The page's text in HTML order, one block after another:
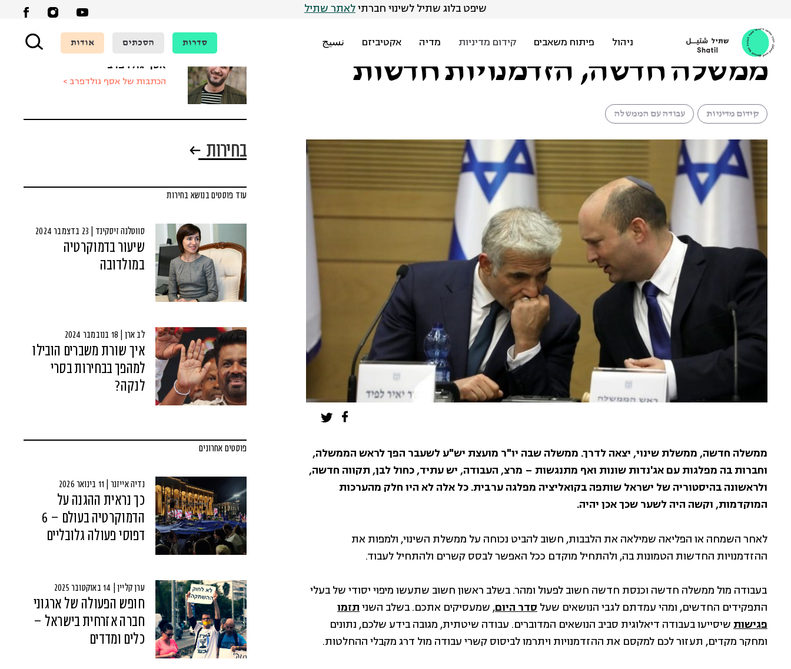
content
שיפט בלוג שתיל לשינוי חברתילאתר שתיל
ניהול פיתוח משאבים קידום מדיניות מדיה אקטיביזם نسيج סדרות הסכתים אודות אסף גולדפרב | 21 ביולי 2021
ממשלה חדשה, הזדמנויות חדשות
קידום מדיניות עבודה עם הממשלה
ממשלה חדשה, ממשלת שינוי, יצאה לדרך. ממשלה שבה יו"ר מועצת יש"ע לשעבר הפך לראש הממשלה,
וחברות בה מפלגות עם אג'נדות שונות ואף מתנגשות – מרצ, העבודה, יש עתיד, כחול לבן, תקווה חדשה,
ולראשונה בהיסטוריה של ישראל שותפה בקואליציה מפלגה ערבית. כל אלה לא היו חלק מהערכות
המוקדמות, וקשה היה לשער שכך אכן יהיה.
לאחר השמחה או הפליאה שמילאה את הלבבות, חשוב להביט נכוחה על ממשלת השינוי, ולמפות את
ההזדמנויות החדשות הטמונות בה, ולהתחיל מוקדם ככל האפשר לבסס קשרים ולהתחיל לעבוד.
בעבודה מול ממשלה חדשה וכנסת חדשה חשוב לפעול ומהר. בשלב ראשון חשוב שתעשו מיפוי יסודי של בעלי
התפקידים החדשים, ומהי עמדתם לגבי הנושאים שעל סדר היום, שמעסיקים אתכם. בשלב השניתזמו
פגישות שיסייעו בעבודה דיאלוגית סביב הנושאים המדוברים. עבודה שיטתית, מגובה בידע שלכם, נתונים
ומחקר מקדים, תעזור לכם למקסם את ההזדמנויות ויתרמו לביסוס קשרי עבודה מול דרג מקבלי ההחלטות.
אסף גולדפרב
הכתבות של אסף גולדפרב >
בחירות
עוד פוסטים בנושא בחירות
סווטלנה זיסקינד | 23 בדצמבר 2024
שיעור בדמוקרטיה
במולדובה
לב ארן | 18 בנובמבר 2024
איך שורת משברים הובילו
למהפך בבחירות בסרי
לנקה?
פוסטים אחרונים
נדיה אייזנר | 11 בינואר 2026
כך נראית ההגנה על
הדמוקרטיה בעולם – 6
דפוסי פעולה גלובליים
ערן קליין | 14 באוקטובר 2025
חופש הפעולה של ארגוני
חברה אזרחית בישראל –
כלים ומדדים